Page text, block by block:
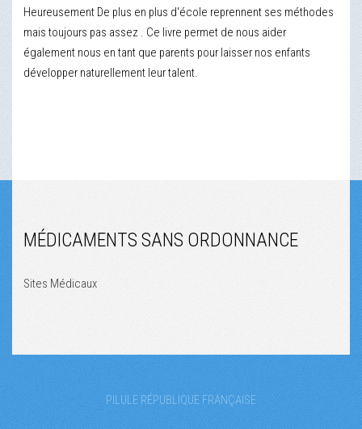
Heureusement De plus en plus d'école reprennent ses méthodes
mais toujours pas assez . Ce livre permet de nous aider
également nous en tant que parents pour laisser nos enfants
développer naturellement leur talent.
MÉDICAMENTS SANS ORDONNANCE
Sites Médicaux
PILULE RÉPUBLIQUE FRANÇAISE